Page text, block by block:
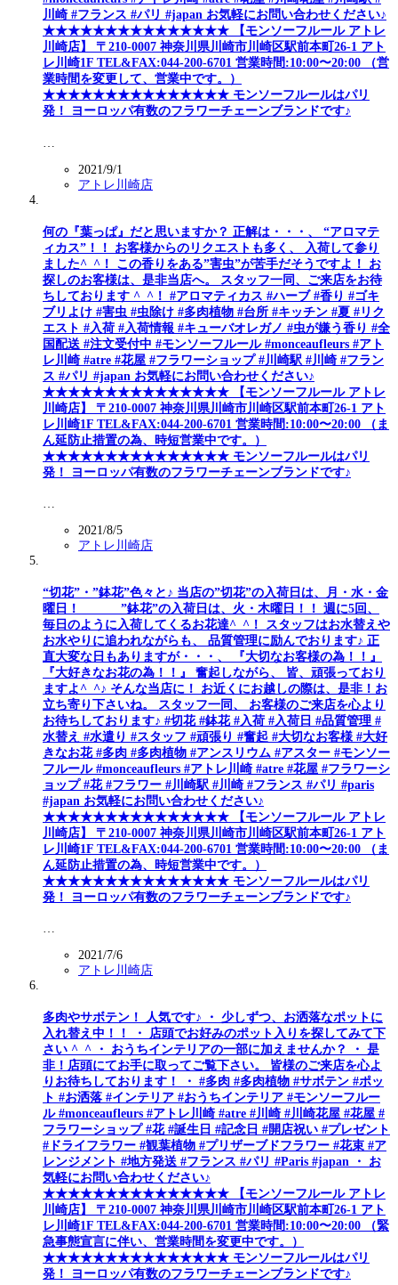
川崎 #フランス #パリ #japan お気軽にお問い合わせください♪
★★★★★★★★★★★★★★★ 【モンソーフルール アトレ
川崎店】 〒210-0007 神奈川県川崎市川崎区駅前本町26-1 アト
レ川崎1F TEL&FAX:044-200-6701 営業時間:10:00〜20:00 （営
業時間を変更して、営業中です。）
★★★★★★★★★★★★★★★ モンソーフルールはパリ
発！ ヨーロッパ有数のフラワーチェーンブランドです♪
2021/9/1
アトレ川崎店
何の『葉っぱ』だと思いますか？ 正解は・・・、 “アロマテ
ィカス”！！ お客様からのリクエストも多く、 入荷して参り
ました^_^！ この香りをある”害虫”が苦手だそうですよ！ お
探しのお客様は、是非当店へ。 スタッフ一同、ご来店をお待
ちしております ^_^！ #アロマティカス #ハーブ #香り #ゴキ
ブリよけ #害虫 #虫除け #多肉植物 #台所 #キッチン #夏 #リク
エスト #入荷 #入荷情報 #キューバオレガノ #虫が嫌う香り #全
国配送 #注文受付中 #モンソーフルール #monceaufleurs #アト
レ川崎 #atre #花屋 #フラワーショップ #川崎駅 #川崎 #フラン
ス #パリ #japan お気軽にお問い合わせください♪
★★★★★★★★★★★★★★★ 【モンソーフルール アトレ
川崎店】 〒210-0007 神奈川県川崎市川崎区駅前本町26-1 アト
レ川崎1F TEL&FAX:044-200-6701 営業時間:10:00〜20:00 （ま
ん延防止措置の為、時短営業中です。）
★★★★★★★★★★★★★★★ モンソーフルールはパリ
発！ ヨーロッパ有数のフラワーチェーンブランドです♪
…
2021/8/5
アトレ川崎店
“切花”・”鉢花”色々と♪ 当店の”切花”の入荷日は、月・水・金
曜日！ ”鉢花”の入荷日は、火・木曜日！！ 週に5回、
毎日のように入荷してくるお花達^_^！ スタッフはお水替えや
お水やりに追われながらも、 品質管理に励んでおります♪ 正
直大変な日もありますが・・・、 『大切なお客様の為！！』
『大好きなお花の為！！』 奮起しながら、 皆、頑張っており
ますよ^_^♪ そんな当店に！ お近くにお越しの際は、是非！お
立ち寄り下さいね。 スタッフ一同、 お客様のご来店を心より
お待ちしております♪ #切花 #鉢花 #入荷 #入荷日 #品質管理 #
水替え #水遣り #スタッフ #頑張り #奮起 #大切なお客様 #大好
きなお花 #多肉 #多肉植物 #アンスリウム #アスター #モンソー
フルール #monceaufleurs #アトレ川崎 #atre #花屋 #フラワーシ
ョップ #花 #フラワー #川崎駅 #川崎 #フランス #パリ #paris
#japan お気軽にお問い合わせください♪
★★★★★★★★★★★★★★★ 【モンソーフルール アトレ
川崎店】 〒210-0007 神奈川県川崎市川崎区駅前本町26-1 アト
レ川崎1F TEL&FAX:044-200-6701 営業時間:10:00〜20:00 （ま
ん延防止措置の為、時短営業中です。）
★★★★★★★★★★★★★★★ モンソーフルールはパリ
発！ ヨーロッパ有数のフラワーチェーンブランドです♪
…
2021/7/6
アトレ川崎店
多肉やサボテン！ 人気です♪ ・ 少しずつ、お洒落なポットに
入れ替え中！！ ・ 店頭でお好みのポット入りを探してみて下
さい ^_^ ・ おうちインテリアの一部に加えませんか？ ・ 是
非！店頭にてお手に取ってご覧下さい。 皆様のご来店を心よ
りお待ちしております！ ・ #多肉 #多肉植物 #サボテン #ポッ
ト #お洒落 #インテリア #おうちインテリア #モンソーフルー
ル #monceaufleurs #アトレ川崎 #atre #川崎 #川崎花屋 #花屋 #
フラワーショップ #花 #誕生日 #記念日 #開店祝い #プレゼント
#ドライフラワー #観葉植物 #プリザーブドフラワー #花束 #ア
レンジメント #地方発送 #フランス #パリ #Paris #japan ・ お
気軽にお問い合わせください♪
★★★★★★★★★★★★★★★ 【モンソーフルール アトレ
川崎店】 〒210-0007 神奈川県川崎市川崎区駅前本町26-1 アト
レ川崎1F TEL&FAX:044-200-6701 営業時間:10:00〜20:00 （緊
急事態宣言に伴い、営業時間を変更中です。）
★★★★★★★★★★★★★★★ モンソーフルールはパリ
発！ ヨーロッパ有数のフラワーチェーンブランドです♪